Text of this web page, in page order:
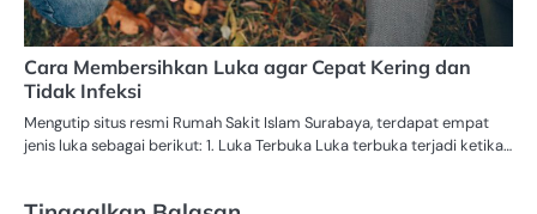
Cara Membersihkan Luka agar Cepat Kering dan
Tidak Infeksi
Mengutip situs resmi Rumah Sakit Islam Surabaya, terdapat empat
jenis luka sebagai berikut: 1. Luka Terbuka Luka terbuka terjadi ketika…